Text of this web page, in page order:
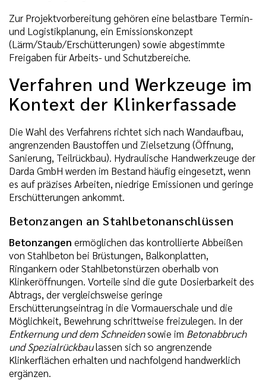
Zur Projektvorbereitung gehören eine belastbare Termin-
und Logistikplanung, ein Emissionskonzept
(Lärm/Staub/Erschütterungen) sowie abgestimmte
Freigaben für Arbeits- und Schutzbereiche.
Verfahren und Werkzeuge im
Kontext der Klinkerfassade
Die Wahl des Verfahrens richtet sich nach Wandaufbau,
angrenzenden Baustoffen und Zielsetzung (Öffnung,
Sanierung, Teilrückbau). Hydraulische Handwerkzeuge der
Darda GmbH werden im Bestand häufig eingesetzt, wenn
es auf präzises Arbeiten, niedrige Emissionen und geringe
Erschütterungen ankommt.
Betonzangen an Stahlbetonanschlüssen
Betonzangen ermöglichen das kontrollierte Abbeißen
von Stahlbeton bei Brüstungen, Balkonplatten,
Ringankern oder Stahlbetonstürzen oberhalb von
Klinkeröffnungen. Vorteile sind die gute Dosierbarkeit des
Abtrags, der vergleichsweise geringe
Erschütterungseintrag in die Vormauerschale und die
Möglichkeit, Bewehrung schrittweise freizulegen. In der
Entkernung und dem Schneidensowie im Betonabbruch
und Spezialrückbaulassen sich so angrenzende
Klinkerflächen erhalten und nachfolgend handwerklich
ergänzen.